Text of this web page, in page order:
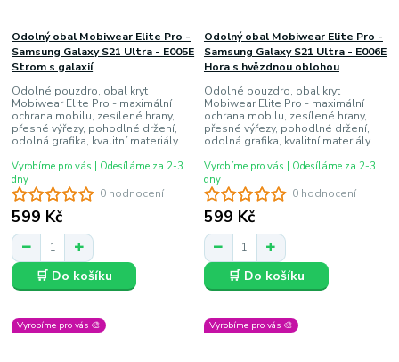
0 hodnocení
Odolný obal Mobiwear Elite Pro -
Samsung Galaxy S21 Ultra - E005E
Strom s galaxií
Odolné pouzdro, obal kryt
Mobiwear Elite Pro - maximální
ochrana mobilu, zesílené hrany,
přesné výřezy, pohodlné držení,
odolná grafika, kvalitní materiály
599 Kč
Vyrobíme pro vás | Odesíláme za 2-3
dny
🛒 Do košíku
0 hodnocení
Odolný obal Mobiwear Elite Pro -
Samsung Galaxy S21 Ultra - E006E
Hora s hvězdnou oblohou
Odolné pouzdro, obal kryt
Mobiwear Elite Pro - maximální
ochrana mobilu, zesílené hrany,
přesné výřezy, pohodlné držení,
odolná grafika, kvalitní materiály
599 Kč
Vyrobíme pro vás | Odesíláme za 2-3
dny
🛒 Do košíku
Vyrobíme pro vás 🎨 Vyrobíme pro vás 🎨